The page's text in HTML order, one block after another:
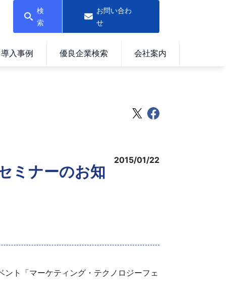
検
索
お問い合わ
せ
導入事例 優良企業検索 会社案内
ミナーのお知
2015/01/22
ト「マーケティング・テクノロジーフェ